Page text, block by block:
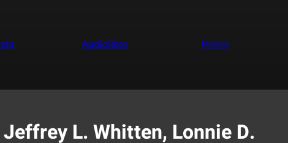
Audiolibro Música
L. Whitten, Lonnie D.